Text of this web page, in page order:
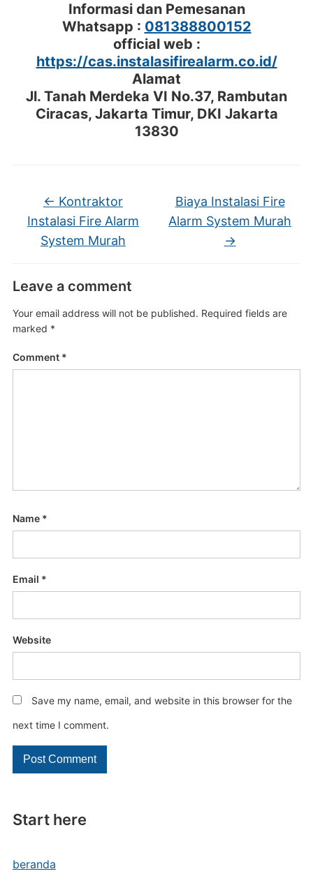
Start here
beranda
Informasi dan Pemesanan
Whatsapp : 081388800152
official web :
https://cas.instalasifirealarm.co.id/
Alamat
Jl. Tanah Merdeka VI No.37, Rambutan
Ciracas, Jakarta Timur, DKI Jakarta
13830
← Kontraktor
Instalasi Fire Alarm
System Murah
Biaya Instalasi Fire
Alarm System Murah
→
Leave a comment
Your email address will not be published. Required fields are
marked *
Comment *
Name *
Email *
Website
Save my name, email, and website in this browser for the
next time I comment.